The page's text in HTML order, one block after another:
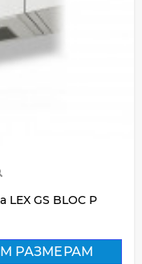
GS BLOC P
РАЗМЕРАМ